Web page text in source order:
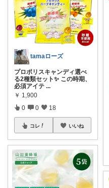
tamaローズ
プロポリスキャンディ選べ
る2種類セット✨ この時期、
必須アイテ ...
￥ 1,900
0 0 18
コレ いいね